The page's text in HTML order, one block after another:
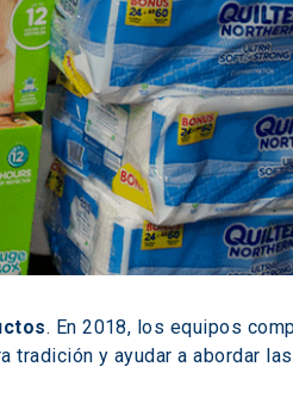
. En 2018, los equipos
tradición y ayudar a abordar